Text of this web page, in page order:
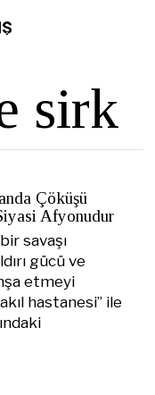
sirk
Çöküşü
Afyonudur
savaşı
gücü ve
etmeyi
hastanesi” ile